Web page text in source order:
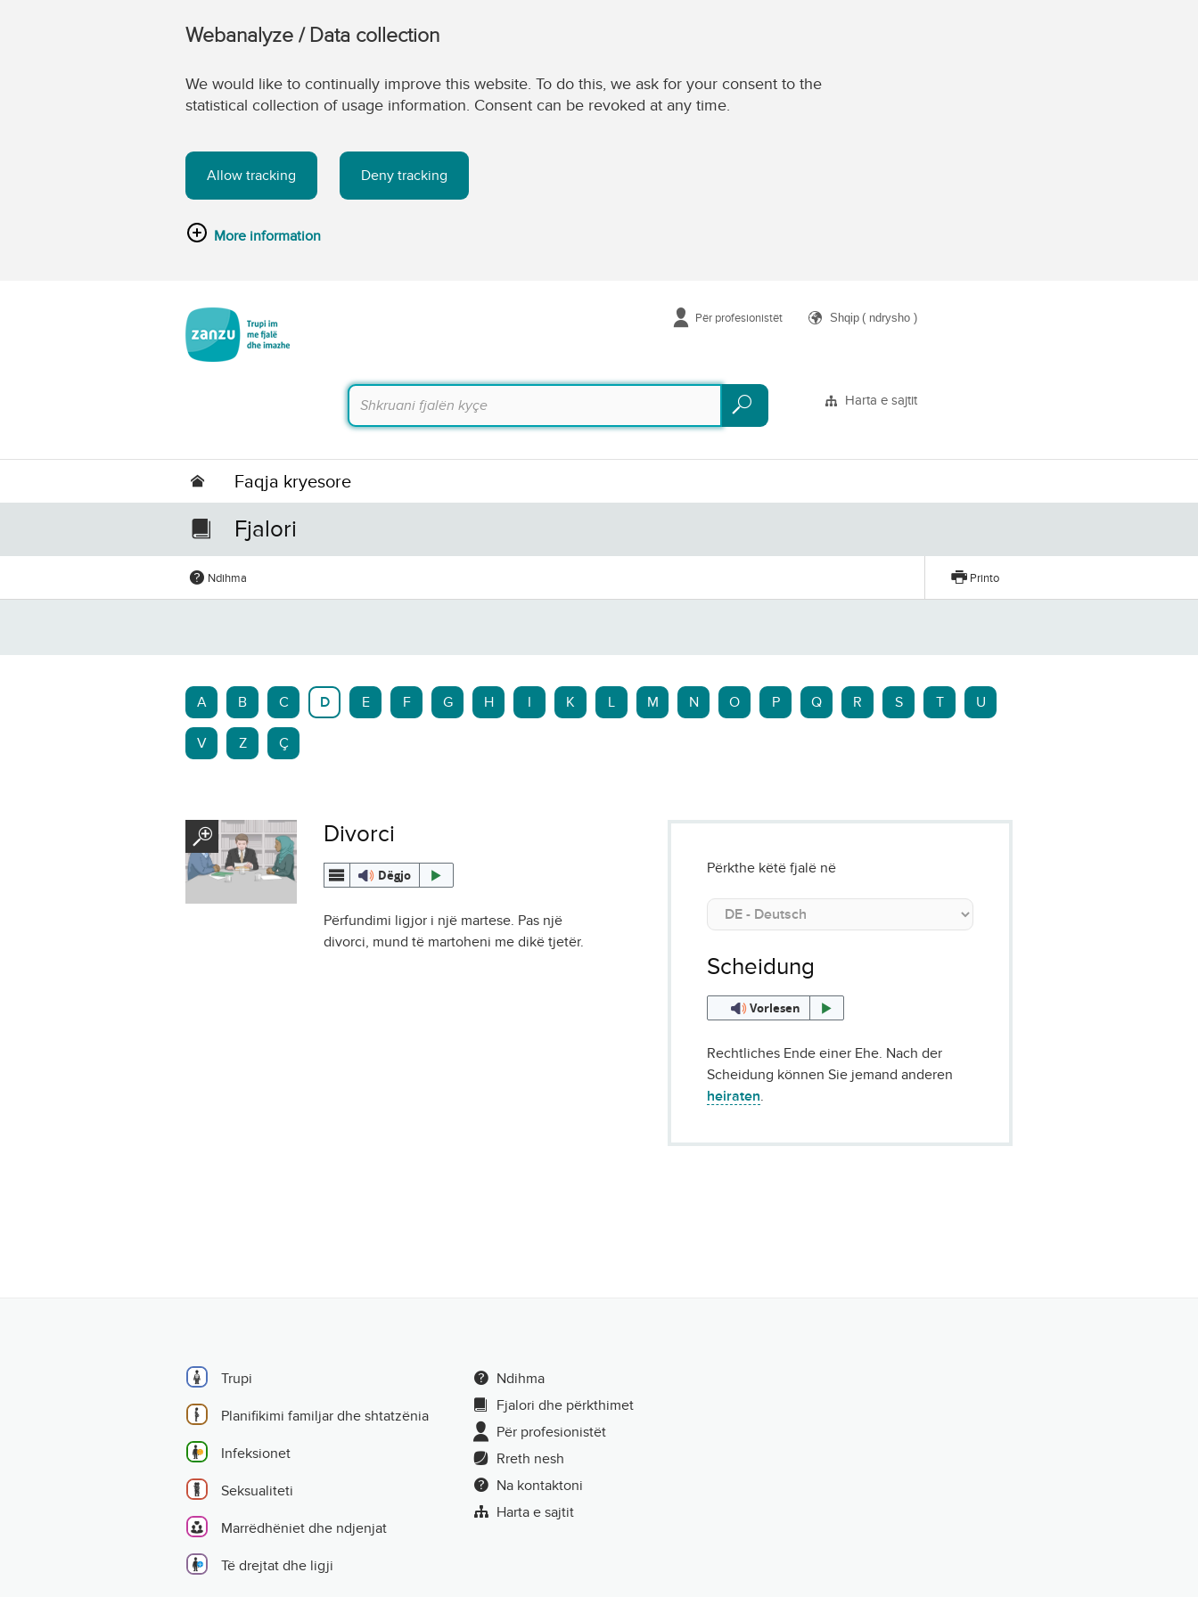
Webanalyze / Data collection
We would like to continually improve this website. To do this, we ask for your consent to the
statistical collection of usage information. Consent can be revoked at any time.
Allow tracking Deny tracking
More information
Për profesionistët Shqip ( ndrysho )
Kërko
Kërko
Harta e sajtit
Faqja kryesore
Fjalori
Ndihma Printo
A B C D E F G H I K L M N O P Q R S T U
V Z Ç
Divorci
Dëgjo
Përfundimi ligjor i një martese. Pas një
divorci, mund të martoheni me dikë tjetër.
Përkthe këtë fjalë në
Scheidung
Vorlesen
Rechtliches Ende einer Ehe. Nach der
Scheidung können Sie jemand anderen
heiraten.
Trupi
Planifikimi familjar dhe shtatzënia
Infeksionet
Seksualiteti
Marrëdhëniet dhe ndjenjat
Të drejtat dhe ligji
Ndihma
Fjalori dhe përkthimet
Për profesionistët
Rreth nesh
Na kontaktoni
Harta e sajtit